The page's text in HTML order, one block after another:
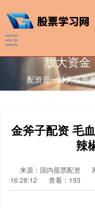
放大资金
配资是一种为投资
金斧子配资 毛
辣
来源：国内股票配资
16:28:12
查看：193